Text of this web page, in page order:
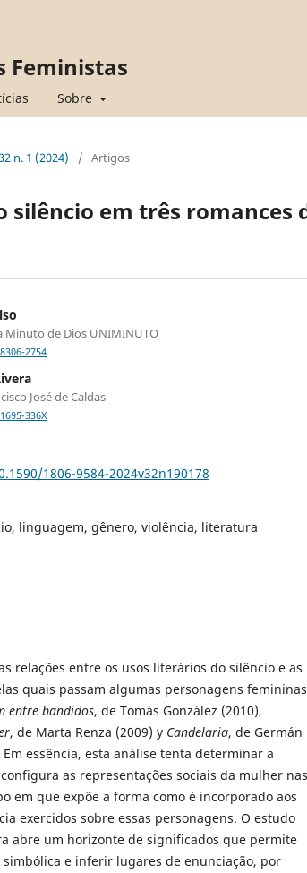
Feministas
Sobre
n. 1 (2024) / Artigos
silêncio em três romances
de Dios UNIMINUTO
2754
José de Caldas
336X
1806-9584-2024v32n190178
linguagem, gênero, violência, literatura
relações entre os usos literários do silêncio e as
quais passam algumas personagens
entre bandidos, de Tomás González (2010),
, de Marta Renza (2009) y Candelaria, de Germán
Em essência, esta análise tenta determinar a
as representações sociais da mulher nas
em que expõe a forma como é incorporado aos
exercidos sobre essas personagens. O estudo
abre um horizonte de significados que permite
e inferir lugares de enunciação, por